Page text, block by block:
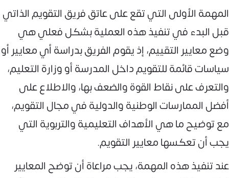
المهمة الأولى التي تقع على عاتق فريق التقويم الذاتي
قبل البدء في تنفيذ هذه العملية بشكل فعلي هي
وضع معايير التقييم، إذ يقوم الفريق بدراسة أي معايير أو
سياسات قائمة للتقويم داخل المدرسة أو وزارة التعليم،
والتعرف على نقاط القوة والضعف بها، والاطلاع على
أفضل الممارسات الوطنية والدولية في مجال التقويم،
مع توضيح ما هي الأهداف التعليمية والتربوية التي
يجب أن تعكسها معايير التقويم.
عند تنفيذ هذه المهمة، يجب مراعاة أن توضح المعايير